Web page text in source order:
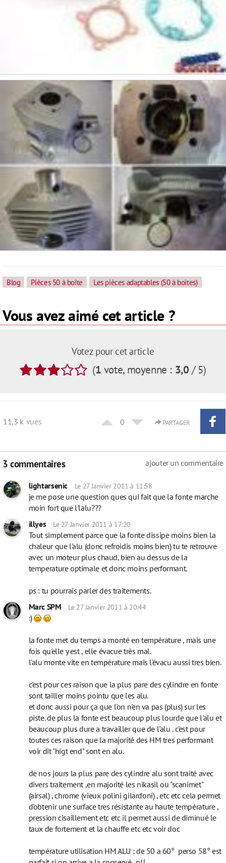
Blog Pièces 50 à boîte Les pièces adaptables (50 à boites)
Vous avez aimé cet article ?
Votez pour cet article
(1 vote, moyenne : 3,0 / 5)
11,3 k vues 0 PARTAGER
3 commentaires ajouter un commentaire
lightarsenic Le 27 Janvier 2011 à 11:58
je me pose une question ques qui fait que la fonte marche
moin fort que l'lalu???
illyes
Le 27 Janvier 2011 à 17:20
Tout simplement parce que la fonte dissipe moins bien la
chaleur que l'alu (donc refroidis moins bien) tu te retrouve
avec un moteur plus chaud, bien au dessus de la
temperature optimale et donc moins performant.
ps : tu pourrais parler des traitements.
Marc SPM
Le 27 Janvier 2011 à 20:44
:)
la fonte met du temps a monté en température , mais une
fois qu'elle y est , elle évacue très mal.
l'alu monte vite en température mais l'évacu aussi tres bien.
c'est pour ces raison que la plus pare des cylindre en fonte
sont tailler moins pointu que les alu.
et donc aussi pour ça que l'on n'en va pas (plus) sur les
piste. de plus la fonte est beaucoup plus lourde que l'alu et
beaucoup plus dure a travailler que de l'alu . c'est pour
toutes ces raison que la majorité des HM tres performant
voir dit "higt end" sont en alu.
de nos jours la plus pare des cylindre alu sont traité avec
divers traitement ,en majorité les nikasil ou "scanimet"
(airsal) , chrome (vieux polini gilardoni) , etc etc cela permet
d'obtenir une surface tres résistante au haute température ,
pression cisaillement etc etc il permet aussi de diminué le
taux de fortement et la chauffe etc etc voir doc
température utilisation HM ALU : de 50 a 60° perso 58° est